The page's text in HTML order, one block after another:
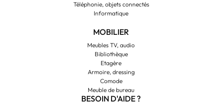
Téléphonie, objets connectés
Informatique
MOBILIER
Meubles TV, audio
Bibliothèque
Etagère
Armoire, dressing
Comode
Meuble de bureau
BESOIN D'AIDE ?